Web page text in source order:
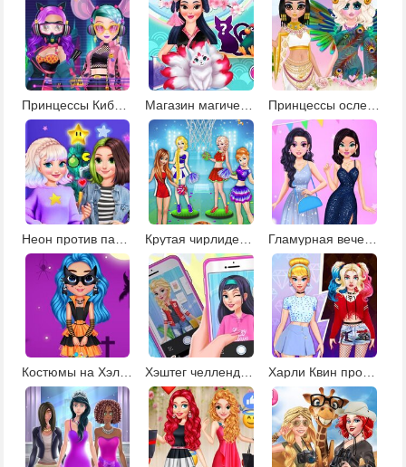
Принцессы КиберПанк 220 Магазин магических существ Принцессы ослепительные богини
Крутая чирлидерша Гламурная вечеринка
Костюмы на Хэллоуин Хэштег челлендж для Эльзы Харли Квин против Золушки: модная битва